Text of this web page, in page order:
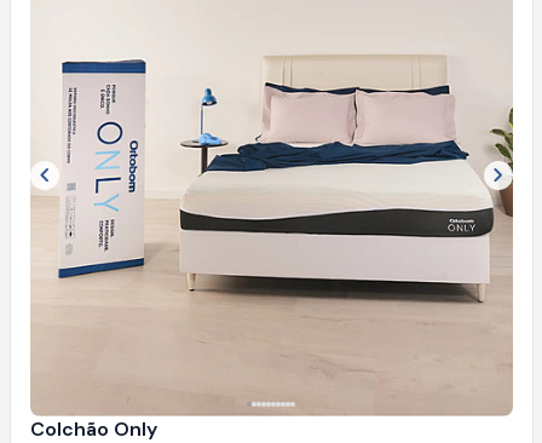
Imagem anterior
Colchão Only